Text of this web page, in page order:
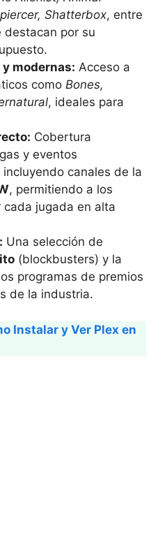
Shatterbox, entre
destacan por su
modernas: Acceso a
como Bones,
, ideales para
Cobertura
y eventos
canales de la
, permitiendo a los
jugada en alta
Una selección de
(blockbusters) y la
programas de premios
de la industria.
Instalar y Ver Plex en